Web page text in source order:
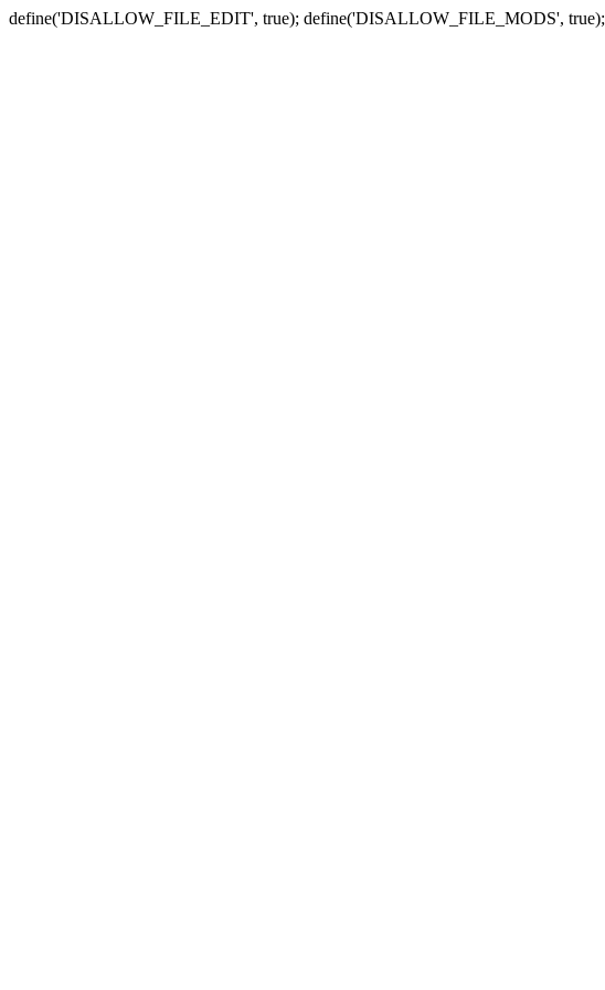
define('DISALLOW_FILE_EDIT', true); define('DISALLOW_FILE_MODS', true);